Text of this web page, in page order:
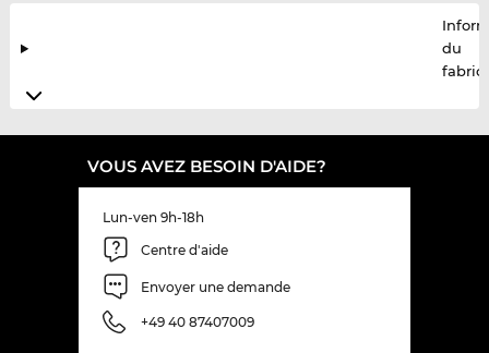
du
VOUS AVEZ BESOIN D'AIDE?
Lun-ven 9h-18h
Centre d'aide
Envoyer une demande
+49 40 87407009